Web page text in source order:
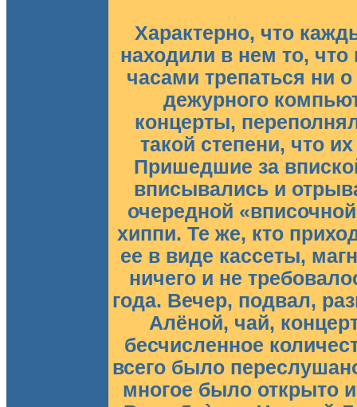
Характерно, что
находили в нем то,
часами трепаться ни
дежурного
концерты,
такой степени, что
Пришедшие за
вписывались и
очередной
хиппи. Те же, кто
ее в виде кассеты,
ничего и не
года. Вечер, подвал,
Алёной, чай,
бесчисленное
всего было
многое было открыто